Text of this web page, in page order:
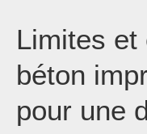
Limites et
béton
pour une